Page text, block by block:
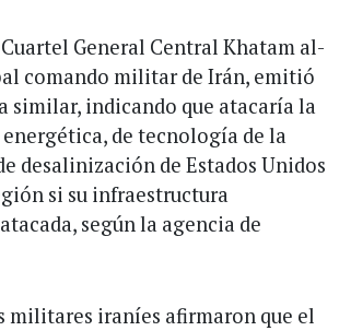
General Central Khatam al-
comando militar de Irán, emitió
similar, indicando que atacaría la
de tecnología de la
desalinización de Estados Unidos
si su infraestructura
según la agencia de
militares iraníes afirmaron que el